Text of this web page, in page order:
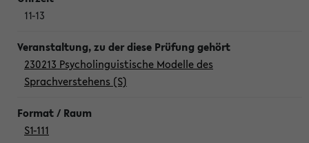
11-13
230213 Psycholinguistische Modelle des
Sprachverstehens (S)
S1-111